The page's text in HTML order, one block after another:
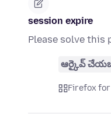
session expire
Please solve this
ఆర్కైవ్
Firefox